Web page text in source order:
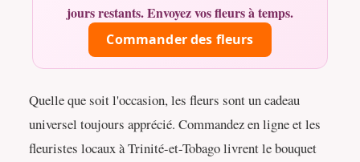
jours restants. Envoyez vos fleurs à temps.
Commander des fleurs
Quelle que soit l'occasion, les fleurs sont un cadeau
universel toujours apprécié. Commandez en ligne et les
fleuristes locaux à Trinité-et-Tobago livrent le bouquet